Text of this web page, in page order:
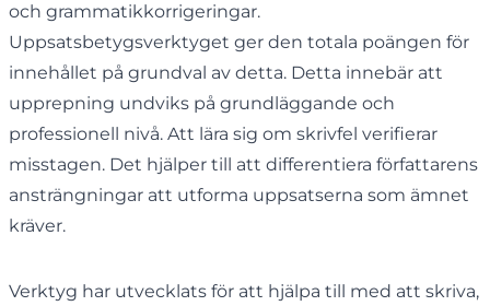
och grammatikkorrigeringar.
Uppsatsbetygsverktyget ger den totala poängen för
innehållet på grundval av detta. Detta innebär att
upprepning undviks på grundläggande och
professionell nivå. Att lära sig om skrivfel verifierar
misstagen. Det hjälper till att differentiera författarens
ansträngningar att utforma uppsatserna som ämnet
kräver.
Verktyg har utvecklats för att hjälpa till med att skriva,